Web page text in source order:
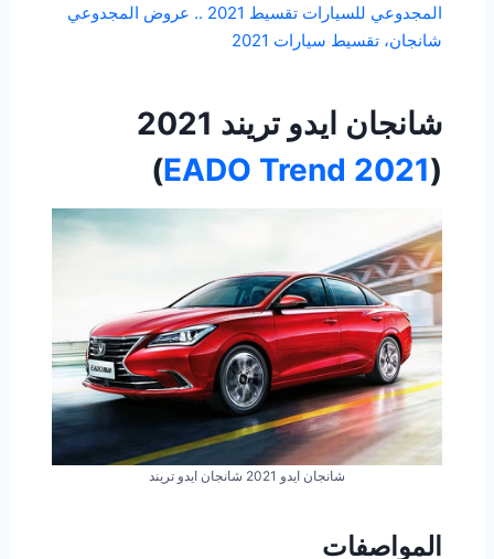
المجدوعي للسيارات تقسيط 2021 .. عروض المجدوعي
شانجان، تقسيط سيارات 2021
شانجان ايدو تريند 2021
(
EADO Trend 2021
)
شانجان ايدو 2021 شانجان ايدو تريند
المواصفات